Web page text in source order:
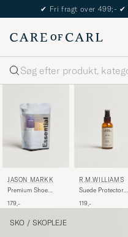
✔ Fri fragt over 499;- ✔
Søg
JASON MARKK
Premium Shoe
Kit
179,-
R.M.WILLIAMS
Suede Protector
119,-
SKO / SKOPLEJE